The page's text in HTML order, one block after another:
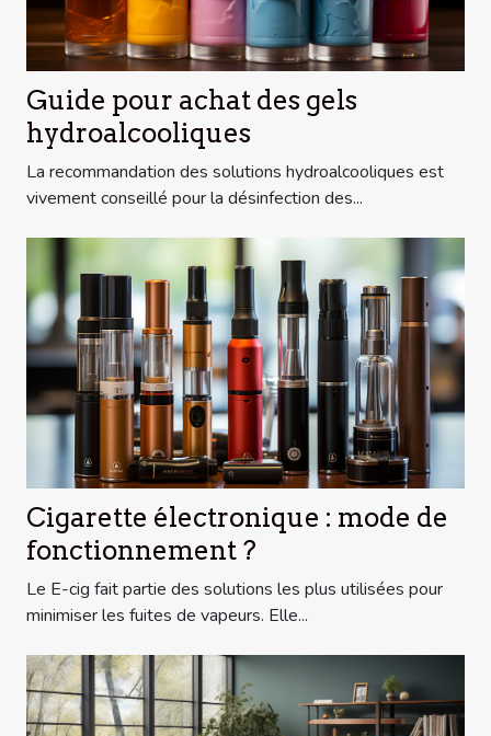
Guide pour achat des gels
hydroalcooliques
La recommandation des solutions hydroalcooliques est
vivement conseillé pour la désinfection des...
Cigarette électronique : mode de
fonctionnement ?
Le E-cig fait partie des solutions les plus utilisées pour
minimiser les fuites de vapeurs. Elle...